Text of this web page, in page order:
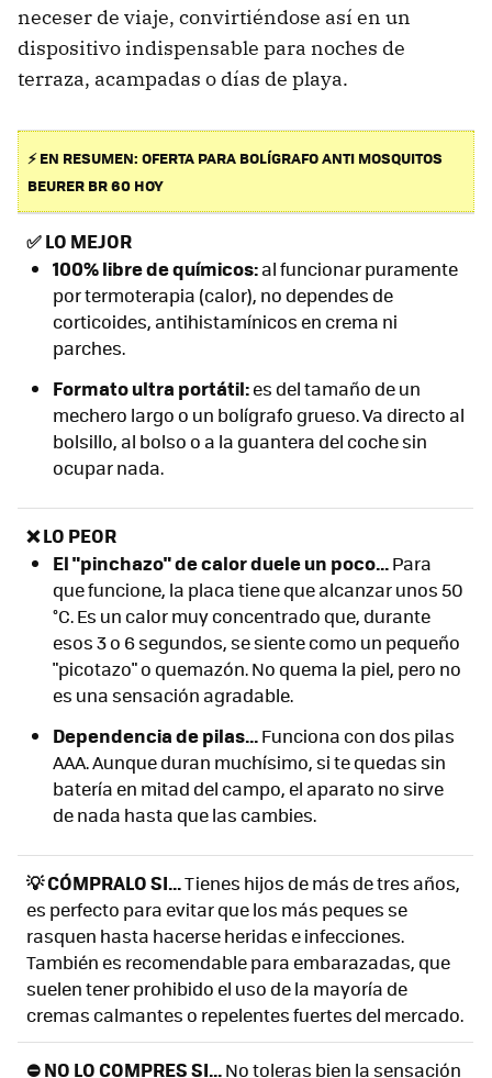
neceser de viaje, convirtiéndose así en un
dispositivo indispensable para noches de
terraza, acampadas o días de playa.
⚡ EN RESUMEN: OFERTA PARA BOLÍGRAFO ANTI MOSQUITOS
BEURER BR 60 HOY
✅LO MEJOR
100% libre de químicos:al funcionar puramente
por termoterapia (calor), no dependes de
corticoides, antihistamínicos en crema ni
parches.
Formato ultra portátil:es del tamaño de un
mechero largo o un bolígrafo grueso. Va directo al
bolsillo, al bolso o a la guantera del coche sin
ocupar nada.
❌ LO PEOR
El "pinchazo" de calor duele un poco...Para
que funcione, la placa tiene que alcanzar unos 50
°C. Es un calor muy concentrado que, durante
esos 3 o 6 segundos, se siente como un pequeño
"picotazo" o quemazón. No quema la piel, pero no
es una sensación agradable.
Dependencia de pilas...Funciona con dos pilas
AAA. Aunque duran muchísimo, si te quedas sin
batería en mitad del campo, el aparato no sirve
de nada hasta que las cambies.
💡 CÓMPRALO SI...Tienes hijos de más de tres años,
es perfecto para evitar que los más peques se
rasquen hasta hacerse heridas e infecciones.
También es recomendable para embarazadas, que
suelen tener prohibido el uso de la mayoría de
cremas calmantes o repelentes fuertes del mercado.
⛔ NO LO COMPRES SI...No toleras bien la sensación